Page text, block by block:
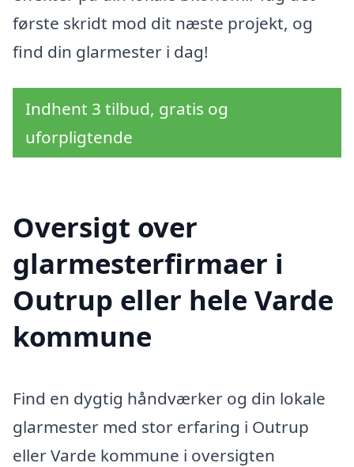
første skridt mod dit næste projekt, og
find din glarmester i dag!
Indhent 3 tilbud, gratis og
uforpligtende
Oversigt over
glarmesterfirmaer i
Outrup eller hele Varde
kommune
Find en dygtig håndværker og din lokale
glarmester med stor erfaring i Outrup
eller Varde kommune i oversigten